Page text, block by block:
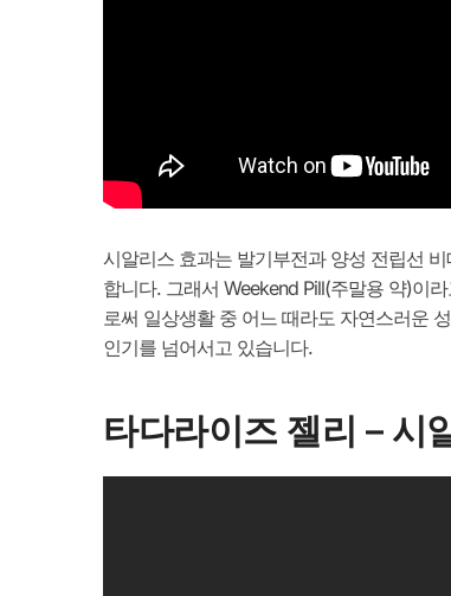
시알리스 효과는 발기부전과 양성 전립선
합니다. 그래서 Weekend Pill(주말용 약)이
로써 일상생활 중 어느 때라도 자연스러운
인기를 넘어서고 있습니다.
타다라이즈 젤리 – 시